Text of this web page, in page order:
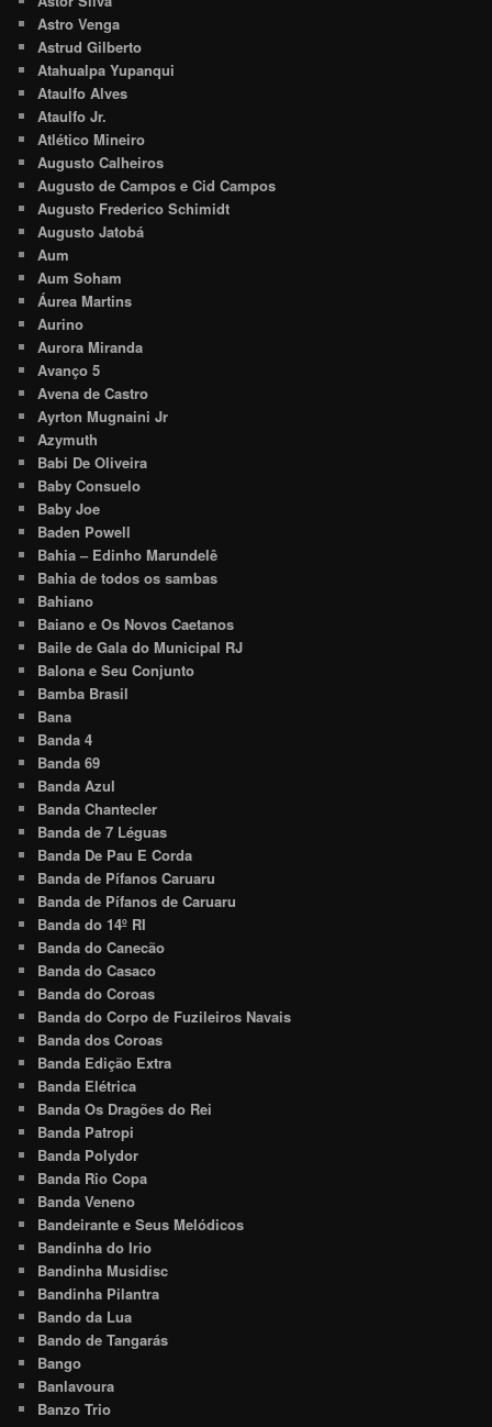
Astro Venga
Astrud Gilberto
Atahualpa Yupanqui
Ataulfo Alves
Ataulfo Jr.
Atlético Mineiro
Augusto Calheiros
Augusto de Campos e Cid Campos
Augusto Frederico Schimidt
Augusto Jatobá
Aum
Aum Soham
Áurea Martins
Aurino
Aurora Miranda
Avanço 5
Avena de Castro
Ayrton Mugnaini Jr
Azymuth
Babi De Oliveira
Baby Consuelo
Baby Joe
Baden Powell
Bahia – Edinho Marundelê
Bahia de todos os sambas
Bahiano
Baiano e Os Novos Caetanos
Baile de Gala do Municipal RJ
Balona e Seu Conjunto
Bamba Brasil
Bana
Banda 4
Banda 69
Banda Azul
Banda Chantecler
Banda de 7 Léguas
Banda De Pau E Corda
Banda de Pífanos Caruaru
Banda de Pífanos de Caruaru
Banda do 14º RI
Banda do Canecão
Banda do Casaco
Banda do Coroas
Banda do Corpo de Fuzileiros Navais
Banda dos Coroas
Banda Edição Extra
Banda Elétrica
Banda Os Dragões do Rei
Banda Patropi
Banda Polydor
Banda Rio Copa
Banda Veneno
Bandeirante e Seus Melódicos
Bandinha do Irio
Bandinha Musidisc
Bandinha Pilantra
Bando da Lua
Bando de Tangarás
Bango
Banlavoura
Banzo Trio